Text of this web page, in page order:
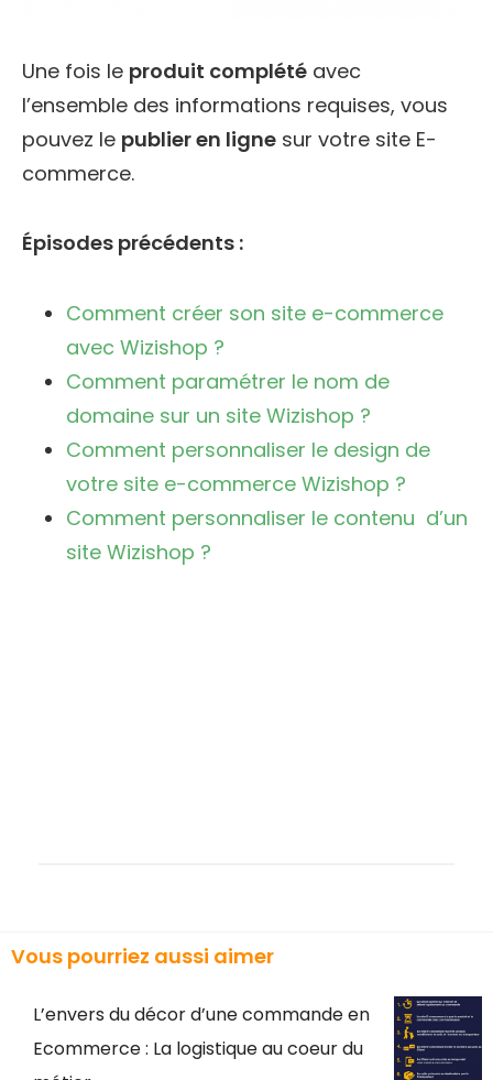
Une fois le produit complété avec
l’ensemble des informations requises, vous
pouvez le publier en ligne sur votre site E-
commerce.
Épisodes précédents :
Comment créer son site e-commerce
avec Wizishop ?
Comment paramétrer le nom de
domaine sur un site Wizishop ?
Comment personnaliser le design de
votre site e-commerce Wizishop ?
Comment personnaliser le contenu d’un
site Wizishop ?
Vous pourriez aussi aimer
L’envers du décor d’une commande en
Ecommerce : La logistique au coeur du